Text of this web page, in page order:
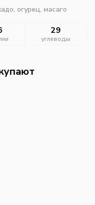
огурец, масаго
29
углеводы